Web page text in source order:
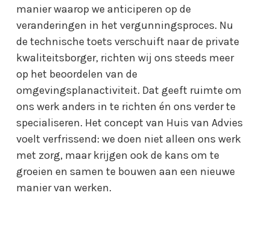
manier waarop we anticiperen op de
veranderingen in het vergunningsproces. Nu
de technische toets verschuift naar de private
kwaliteitsborger, richten wij ons steeds meer
op het beoordelen van de
omgevingsplanactiviteit. Dat geeft ruimte om
ons werk anders in te richten én ons verder te
specialiseren. Het concept van Huis van Advies
voelt verfrissend: we doen niet alleen ons werk
met zorg, maar krijgen ook de kans om te
groeien en samen te bouwen aan een nieuwe
manier van werken.